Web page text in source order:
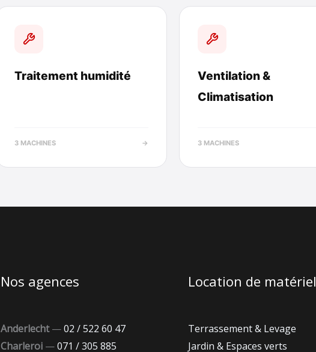
Traitement humidité
3 MACHINES →
Ventilation &
Climatisation
3 MACHINES
Nos agences
Anderlecht—02 / 522 60 47
Charleroi—071 / 305 885
Location de matériel
Terrassement & Levage
Jardin & Espaces verts